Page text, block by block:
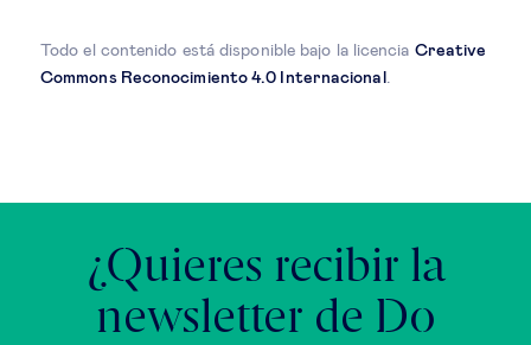
Todo el contenido está disponible bajo la licencia Creative
Commons Reconocimiento 4.0 Internacional .
¿Quieres recibir la
newsletter de Do